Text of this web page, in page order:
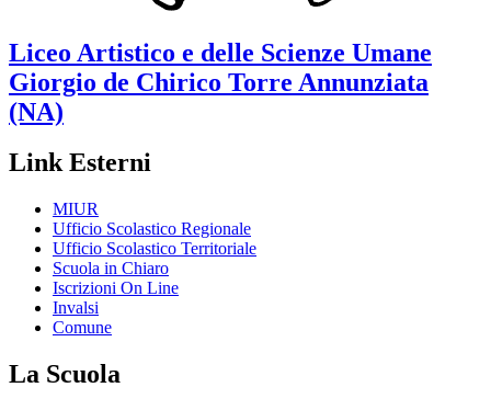
Liceo Artistico e delle Scienze Umane
Giorgio de Chirico Torre Annunziata
(NA)
Link Esterni
MIUR
Ufficio Scolastico Regionale
Ufficio Scolastico Territoriale
Scuola in Chiaro
Iscrizioni On Line
Invalsi
Comune
La Scuola